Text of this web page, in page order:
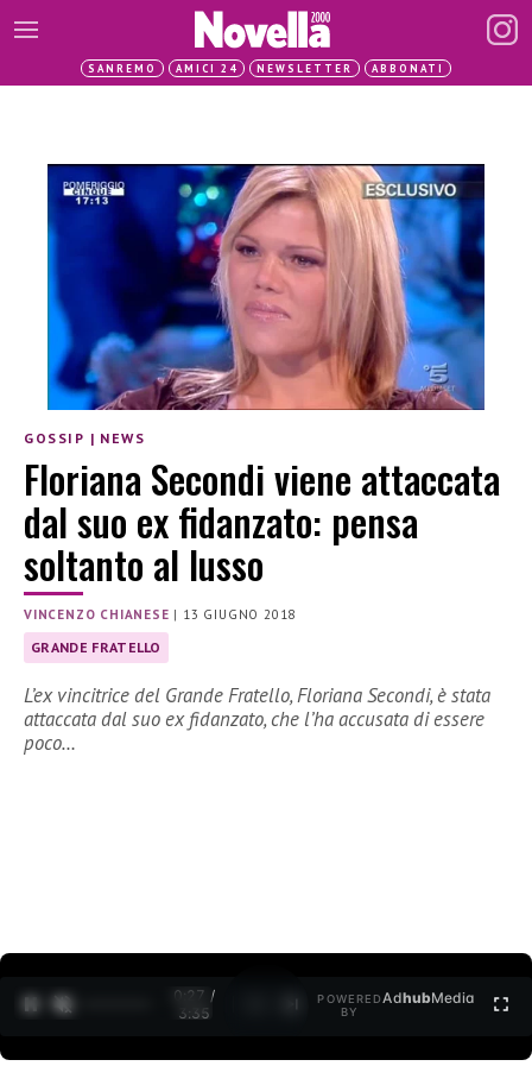
SANREMO AMICI 24 NEWSLETTER ABBONATI
GOSSIP | NEWS
Floriana Secondi viene attaccata
dal suo ex fidanzato: pensa
soltanto al lusso
VINCENZO CHIANESE | 13 GIUGNO 2018
GRANDE FRATELLO
L’ex vincitrice del Grande Fratello, Floriana Secondi, è stata
attaccata dal suo ex fidanzato, che l’ha accusata di essere
poco…
0:27 /
3:35
POWERED
BY
AdhubMedia